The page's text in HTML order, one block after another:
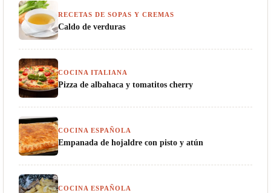
RECETAS DE SOPAS Y CREMAS
Caldo de verduras
COCINA ITALIANA
Pizza de albahaca y tomatitos cherry
COCINA ESPAÑOLA
Empanada de hojaldre con pisto y atún
COCINA ESPAÑOLA